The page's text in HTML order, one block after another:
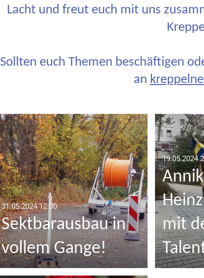
Lacht und freut euch mit uns
Sollten euch Themen beschäftigen
an
Sektbarausbau in
vollem Gange!
31.05.2024 12:00
mit
19.05.2024